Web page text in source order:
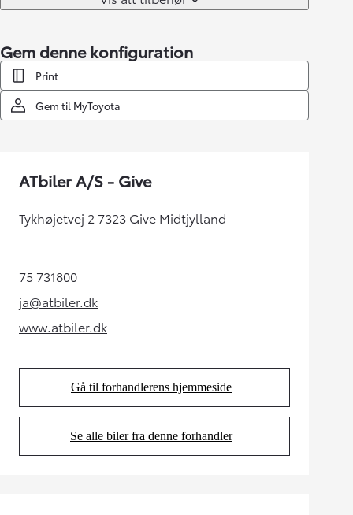
Gem denne konfiguration
Print
Gem til MyToyota
ATbiler A/S - Give
Tykhøjetvej 2 7323 Give Midtjylland
75 731800(Opens in new tab)
ja@atbiler.dk(Opens in new tab)
www.atbiler.dk(Opens in new tab)
Gå til forhandlerens hjemmeside
(Opens in new tab)
Se alle biler fra denne forhandler
(Opens in new tab)